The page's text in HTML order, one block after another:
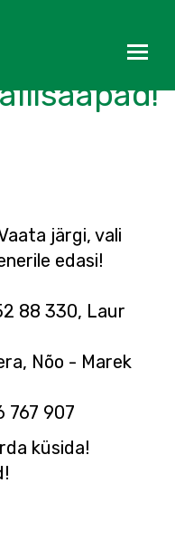
uued ja
järgi, vali
edasi!
88 330, Laur
Nõo - Marek
767 907
küsida!